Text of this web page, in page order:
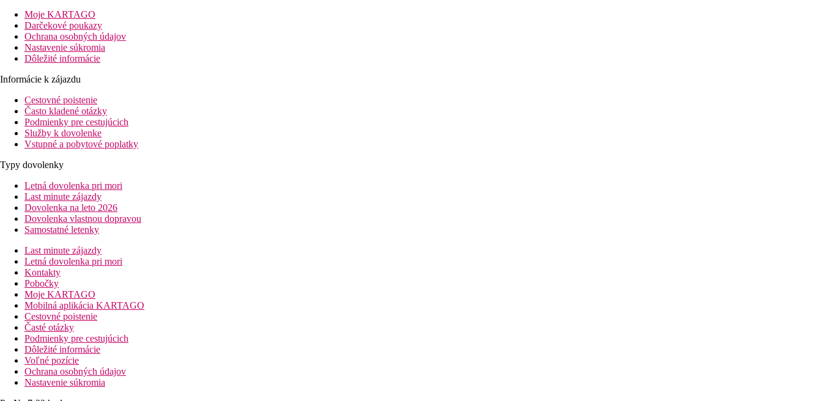
Moje KARTAGO
Darčekové poukazy
Ochrana osobných údajov
Nastavenie súkromia
Dôležité informácie
Informácie k zájazdu
Cestovné poistenie
Často kladené otázky
Podmienky pre cestujúcich
Služby k dovolenke
Vstupné a pobytové poplatky
Typy dovolenky
Letná dovolenka pri mori
Last minute zájazdy
Dovolenka na leto 2026
Dovolenka vlastnou dopravou
Samostatné letenky
Last minute zájazdy
Letná dovolenka pri mori
Kontakty
Pobočky
Moje KARTAGO
Mobilná aplikácia KARTAGO
Cestovné poistenie
Časté otázky
Podmienky pre cestujúcich
Dôležité informácie
Voľné pozície
Ochrana osobných údajov
Nastavenie súkromia